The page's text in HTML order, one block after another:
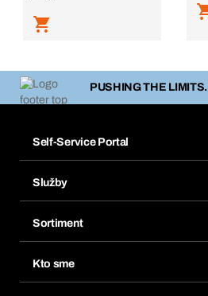
PUSHING THE LIMITS.
Self-Service Portal
Obľúbené
Opakované objednávky
Predplatné
Služby
Chemická databáza
eProcurement
Sortiment
Kto sme